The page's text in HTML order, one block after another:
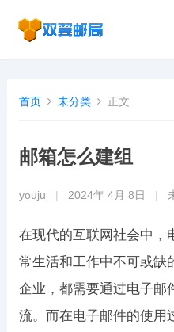
首页 未分类 正文
邮箱怎么建组
youju 2024年 4月 8日
在现代的互联网社会中，
常生活和工作中不可或缺
企业，都需要通过电子邮
流。而在电子邮件的使用